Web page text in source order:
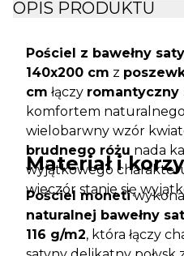
OPIS PRODUKTU
Pościel z bawełny
140x200 cm z
cm łączy
komfortem
wielobarwny wzór
brudnego różu nada
wyjątkowego
wieczór stanie się
Materiał i
Pościel moneti
naturalnej bawełny
116 g/m2, która łączy